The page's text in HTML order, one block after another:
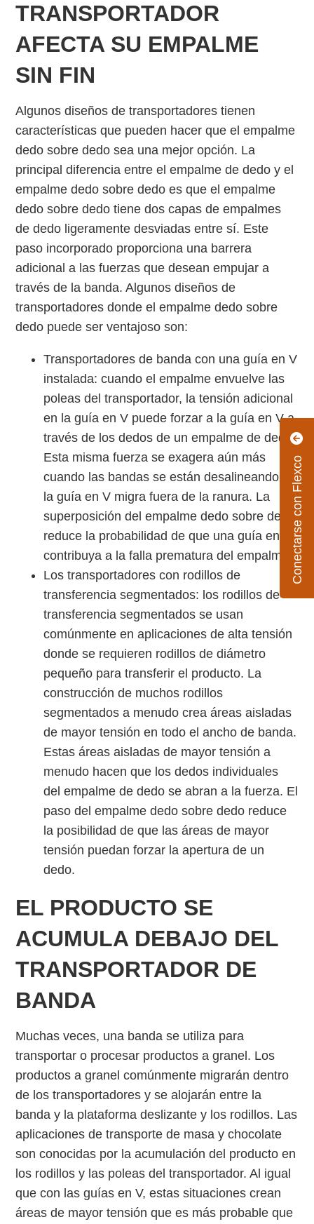
Conectarse con Flexco
TRANSPORTADOR
AFECTA SU EMPALME
SIN FIN
Algunos diseños de transportadores tienen
características que pueden hacer que el empalme
dedo sobre dedo sea una mejor opción. La
principal diferencia entre el empalme de dedo y el
empalme dedo sobre dedo es que el empalme
dedo sobre dedo tiene dos capas de empalmes
de dedo ligeramente desviadas entre sí. Este
paso incorporado proporciona una barrera
adicional a las fuerzas que desean empujar a
través de la banda. Algunos diseños de
transportadores donde el empalme dedo sobre
dedo puede ser ventajoso son:
Transportadores de banda con una guía en V
instalada: cuando el empalme envuelve las
poleas del transportador, la tensión adicional
en la guía en V puede forzar a la guía en V a
través de los dedos de un empalme de dedo.
Esta misma fuerza se exagera aún más
cuando las bandas se están desalineando y
la guía en V migra fuera de la ranura. La
superposición del empalme dedo sobre dedo
reduce la probabilidad de que una guía en V
contribuya a la falla prematura del empalme.
Los transportadores con rodillos de
transferencia segmentados: los rodillos de
transferencia segmentados se usan
comúnmente en aplicaciones de alta tensión
donde se requieren rodillos de diámetro
pequeño para transferir el producto. La
construcción de muchos rodillos
segmentados a menudo crea áreas aisladas
de mayor tensión en todo el ancho de banda.
Estas áreas aisladas de mayor tensión a
menudo hacen que los dedos individuales
del empalme de dedo se abran a la fuerza. El
paso del empalme dedo sobre dedo reduce
la posibilidad de que las áreas de mayor
tensión puedan forzar la apertura de un
dedo.
EL PRODUCTO SE
ACUMULA DEBAJO DEL
TRANSPORTADOR DE
BANDA
Muchas veces, una banda se utiliza para
transportar o procesar productos a granel. Los
productos a granel comúnmente migrarán dentro
de los transportadores y se alojarán entre la
banda y la plataforma deslizante y los rodillos. Las
aplicaciones de transporte de masa y chocolate
son conocidas por la acumulación del producto en
los rodillos y las poleas del transportador. Al igual
que con las guías en V, estas situaciones crean
áreas de mayor tensión que es más probable que